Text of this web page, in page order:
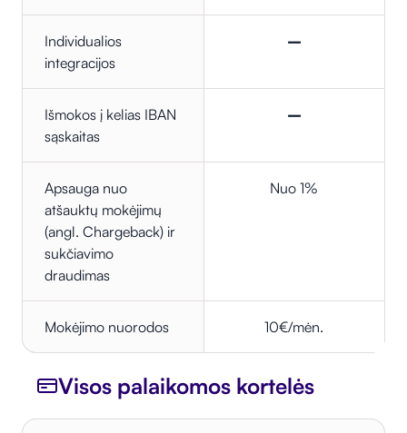
Individualios
integracijos
–
Išmokos į kelias IBAN
sąskaitas
–
Apsauga nuo
atšauktų mokėjimų
(angl. Chargeback) ir
sukčiavimo
draudimas
Nuo 1%
Mokėjimo nuorodos 10€/mėn.
Visos palaikomos kortelės